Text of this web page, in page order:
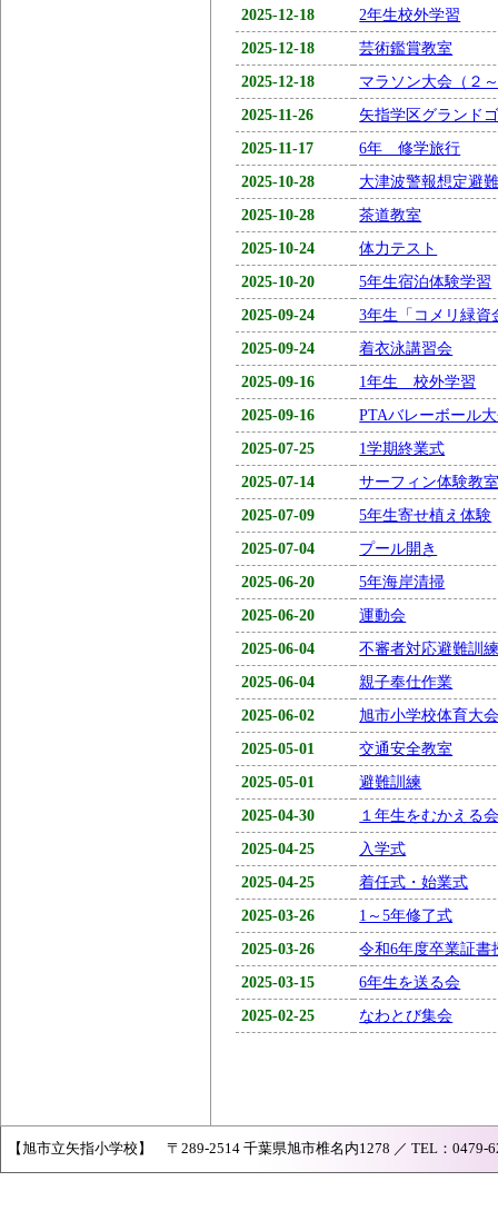
2025-12-18
2年生校外学習
2025-12-18
芸術鑑賞教室
2025-12-18
マラソン大会（２
2025-11-26
矢指学区グランド
2025-11-17
6年 修学旅行
2025-10-28
大津波警報想定避
2025-10-28
茶道教室
2025-10-24
体力テスト
2025-10-20
5年生宿泊体験学習
2025-09-24
3年生「コメリ緑資
2025-09-24
着衣泳講習会
2025-09-16
1年生 校外学習
2025-09-16
PTAバレーボール
2025-07-25
1学期終業式
2025-07-14
サーフィン体験教
2025-07-09
5年生寄せ植え体験
2025-07-04
プール開き
2025-06-20
5年海岸清掃
2025-06-20
運動会
2025-06-04
不審者対応避難訓
2025-06-04
親子奉仕作業
2025-06-02
旭市小学校体育大
2025-05-01
交通安全教室
2025-05-01
避難訓練
2025-04-30
１年生をむかえる
2025-04-25
入学式
2025-04-25
着任式・始業式
2025-03-26
1～5年修了式
2025-03-26
令和6年度卒業証書
2025-03-15
6年生を送る会
2025-02-25
なわとび集会
【旭市立矢指小学校】 〒289-2514 千葉県旭市椎名内1278 ／ TEL：0479-